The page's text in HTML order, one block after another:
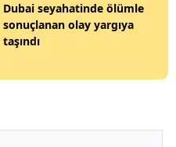
Dubai seyahatinde ölümle
sonuçlanan olay yargıya
taşındı